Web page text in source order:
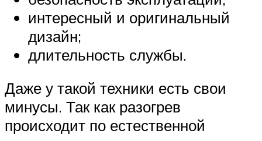
интересный и оригинальный
дизайн;
длительность службы.
Даже у такой техники есть свои
минусы. Так как разогрев
происходит по естественной